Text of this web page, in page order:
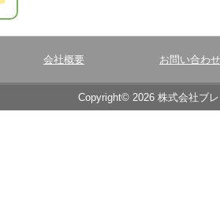
会社概要 お問い合わせ
Copyright© 2026 株式会社ブ